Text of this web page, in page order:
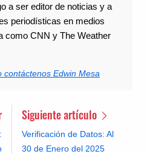
a ser editor de noticias y a
periodísticas en medios
como CNN y The Weather
contáctenos Edwin Mesa
Siguiente artículo
Verificación de Datos: Al
30 de Enero del 2025